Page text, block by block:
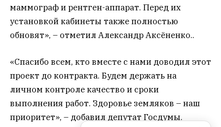
маммограф и рентген-аппарат. Перед их
установкой кабинеты также полностью
обновят», – отметил Александр Аксёненко..
«Спасибо всем, кто вместе с нами доводил этот
проект до контракта. Будем держать на
личном контроле качество и сроки
выполнения работ. Здоровье земляков – наш
приоритет», – добавил депутат Госдумы.